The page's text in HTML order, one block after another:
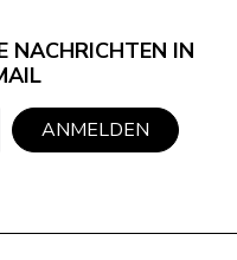
NACHRICHTEN IN
ANMELDEN